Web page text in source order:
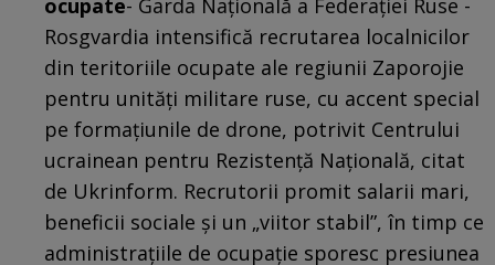
Rosgvardia intensifică recrutarea localnicilor
din teritoriile ocupate ale regiunii Zaporojie
pentru unități militare ruse, cu accent special
pe formațiunile de drone, potrivit Centrului
ucrainean pentru Rezistență Națională, citat
de Ukrinform. Recrutorii promit salarii mari,
beneficii sociale și un „viitor stabil”, în timp ce
administrațiile de ocupație sporesc presiunea